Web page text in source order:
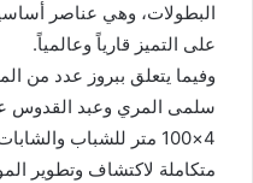
البطولات، وهي عناصر
على التميز قارياً وعالمياً.
وفيما يتعلق ببروز عدد من
سلمى المري وعبد القدوس
4×100 متر للشباب
متكاملة لاكتشاف وتطوير